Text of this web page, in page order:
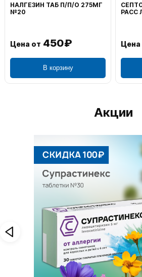
НАЛГЕЗИН ТАБ П/П/О 275МГ
№20
Цена от 450₽
В корзину
РАСС
Цена
Акции